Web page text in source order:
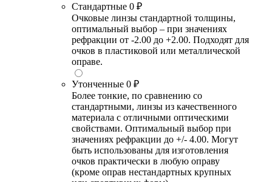
Стандартные 0 ₽
Очковые линзы стандартной толщины,
оптимальный выбор – при значениях
рефракции от -2.00 до +2.00. Подходят для
очков в пластиковой или металлической
оправе.
Утонченные 0 ₽
Более тонкие, по сравнению со
стандартными, линзы из качественного
материала с отличными оптическими
свойствами. Оптимальный выбор при
значениях рефракции до +/- 4.00. Могут
быть использованы для изготовления
очков практически в любую оправу
(кроме оправ нестандартных крупных